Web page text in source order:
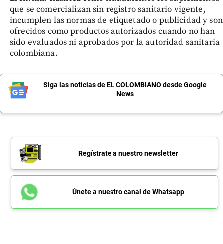
que se comercializan sin registro sanitario vigente,
incumplen las normas de etiquetado o publicidad y son
ofrecidos como productos autorizados cuando no han
sido evaluados ni aprobados por la autoridad sanitaria
colombiana.
Siga las noticias de EL COLOMBIANO desde Google
News
Regístrate a nuestro newsletter
Únete a nuestro canal de Whatsapp